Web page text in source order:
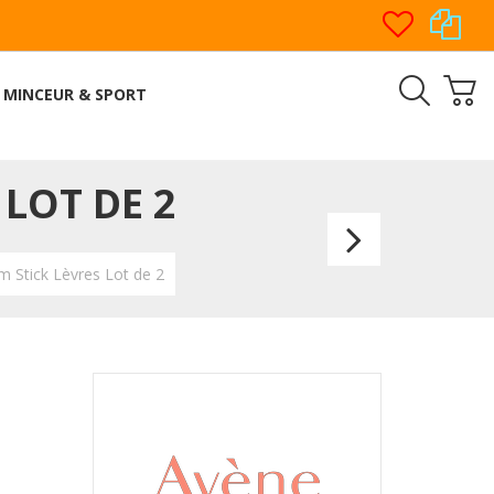
MINCEUR & SPORT
DE 2
Stick Lèvres Lot de 2
Avène